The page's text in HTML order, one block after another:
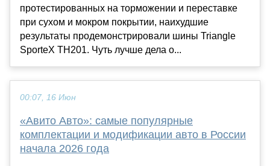
протестированных на торможении и переставке
при сухом и мокром покрытии, наихудшие
результаты продемонстрировали шины Triangle
SporteX TH201. Чуть лучше дела о...
00:07, 16 Июн
«Авито Авто»: самые популярные
комплектации и модификации авто в России
начала 2026 года